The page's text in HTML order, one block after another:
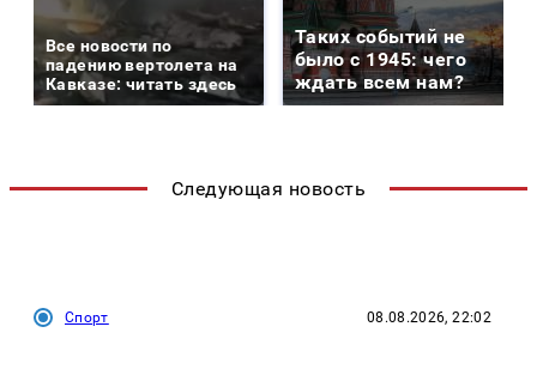
Все новости по
падению вертолета на
Кавказе: читать здесь
Таких событий не
было с 1945: чего
ждать всем нам?
Следующая новость
Спорт 08.08.2026, 22:02